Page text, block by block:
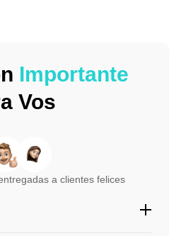
Importante
Vos
a clientes felices